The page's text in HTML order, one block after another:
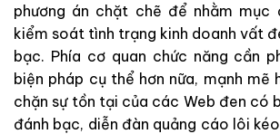
phương án chặt chẽ để nhằm mục
kiểm soát tình trạng kinh doanh vất
bạc. Phía cơ quan chức năng cần
biện pháp cụ thể hơn nữa, mạnh mẽ
chặn sự tồn tại của các Web đen có
đánh bạc, diễn đàn quảng cáo lôi